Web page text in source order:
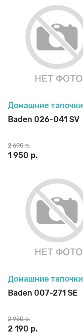
Домашние тапочки
Baden 026-041 SV
1 950 р.
2 690 р.
Домашние тапочки
Baden 007-271 SE
2 190 р.
2 950 р.